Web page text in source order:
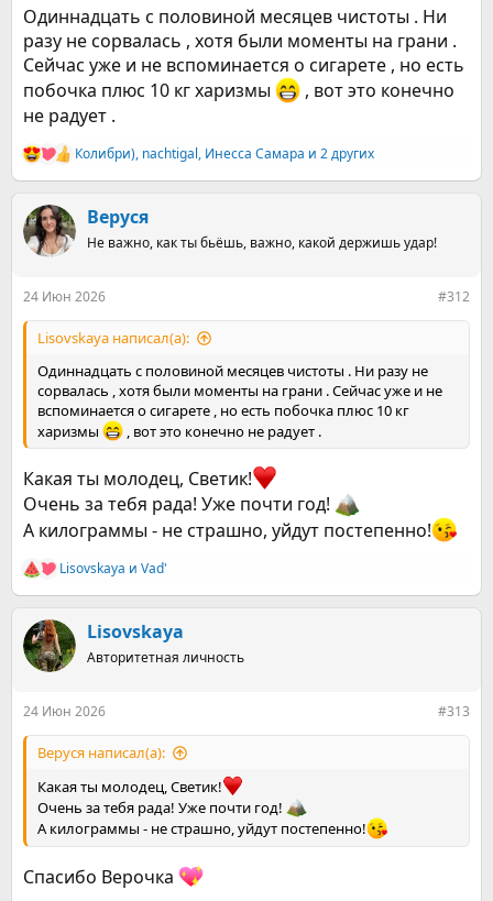
Одиннадцать с половиной месяцев чистоты . Ни
разу не сорвалась , хотя были моменты на грани .
Сейчас уже и не вспоминается о сигарете , но есть
побочка плюс 10 кг харизмы
, вот это конечно
не радует .
Р
е
к
ц
и
Колибри), nachtigal, Инесса Самара и 2 других
Веруся
Не важно, как ты бьёшь, важно, какой держишь удар!
24 Июн 2026 #312
Lisovskaya написал(а):
Одиннадцать с половиной месяцев чистоты . Ни разу не
сорвалась , хотя были моменты на грани . Сейчас уже и не
вспоминается о сигарете , но есть побочка плюс 10 кг
харизмы
, вот это конечно не радует .
Какая ты молодец, Светик!
Очень за тебя рада! Уже почти год!
А килограммы - не страшно, уйдут постепенно!
Р
е
к
ц
и
Lisovskaya и Vad'
Lisovskaya
Авторитетная личность
24 Июн 2026 #313
Веруся написал(а):
Какая ты молодец, Светик!
Очень за тебя рада! Уже почти год!
А килограммы - не страшно, уйдут постепенно!
Спасибо Верочка